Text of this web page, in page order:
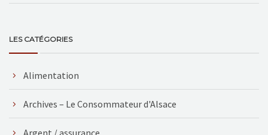
LES CATÉGORIES
Alimentation
Archives – Le Consommateur d'Alsace
Argent / assurance